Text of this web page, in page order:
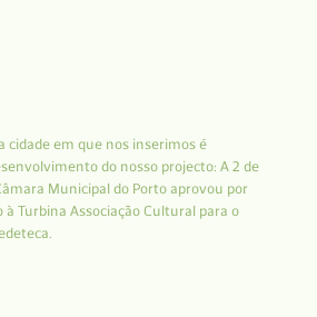
cidade em que nos inserimos é
do nosso projecto: A 2 de
Municipal do Porto aprovou por
Turbina Associação Cultural para o